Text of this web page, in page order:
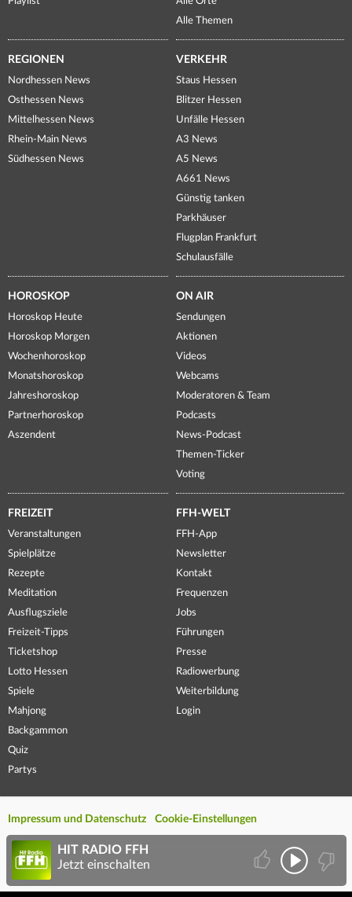
Alle Themen
REGIONEN
Nordhessen News
Osthessen News
Mittelhessen News
Rhein-Main News
Südhessen News
VERKEHR
Staus Hessen
Blitzer Hessen
Unfälle Hessen
A3 News
A5 News
A661 News
Günstig tanken
Parkhäuser
Flugplan Frankfurt
Schulausfälle
HOROSKOP
Horoskop Heute
Horoskop Morgen
Wochenhoroskop
Monatshoroskop
Jahreshoroskop
Partnerhoroskop
Aszendent
ON AIR
Sendungen
Aktionen
Videos
Webcams
Moderatoren & Team
Podcasts
News-Podcast
Themen-Ticker
Voting
FREIZEIT
Veranstaltungen
Spielplätze
Rezepte
Meditation
Ausflugsziele
Freizeit-Tipps
Ticketshop
Lotto Hessen
Spiele
Mahjong
Backgammon
Quiz
Partys
FFH-WELT
FFH-App
Newsletter
Kontakt
Frequenzen
Jobs
Führungen
Presse
Radiowerbung
Weiterbildung
Login
Impressum und Datenschutz Cookie-Einstellungen
HIT RADIO FFH
Jetzt einschalten